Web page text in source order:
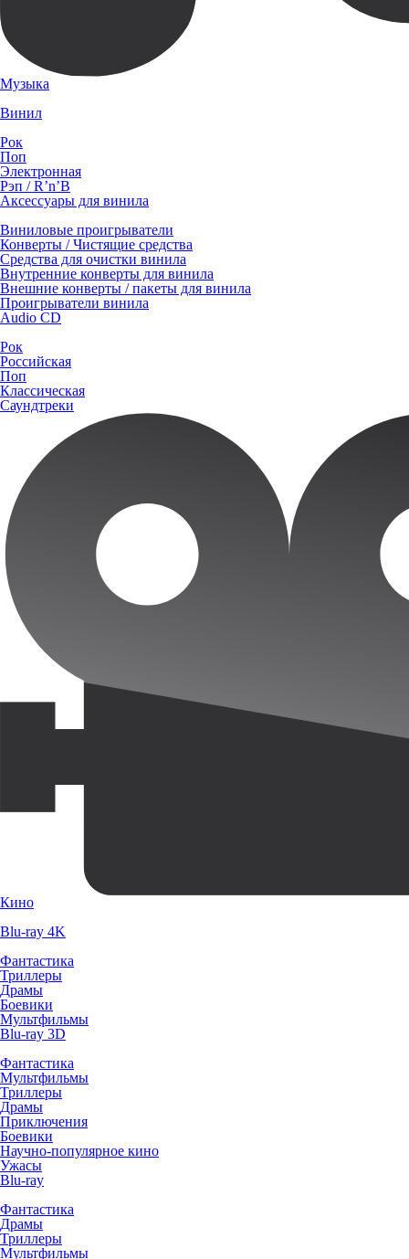
Музыка
Винил
Рок
Поп
Электронная
Рэп / R’n’B
Аксессуары для винила
Виниловые проигрыватели
Конверты / Чистящие средства
Средства для очистки винила
Внутренние конверты для винила
Внешние конверты / пакеты для винила
Проигрыватели винила
Audio CD
Рок
Российская
Поп
Классическая
Саундтреки
Кино
Blu-ray 4K
Фантастика
Триллеры
Драмы
Боевики
Мультфильмы
Blu-ray 3D
Фантастика
Мультфильмы
Триллеры
Драмы
Приключения
Боевики
Научно-популярное кино
Ужасы
Blu-ray
Фантастика
Драмы
Триллеры
Мультфильмы